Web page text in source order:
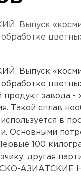
Выпуск
Выпуск
завода -
Такой сплав
в
Основными
100
другая
АЗИАТСКИЕ